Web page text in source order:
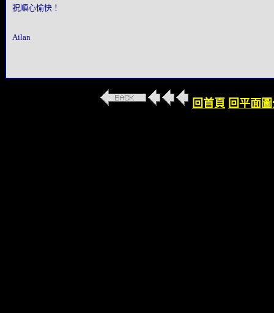
祝順心愉快！
Ailan
回首頁 回平面